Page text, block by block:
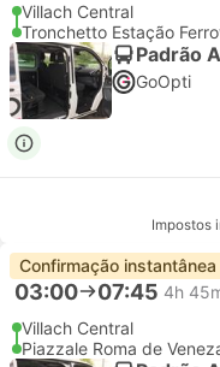
Villach Central
Tronchetto Estação
Padrão
GoOpti
Impostos
Confirmação instantânea
03:00 07:45 4h
Villach Central
Piazzale Roma de